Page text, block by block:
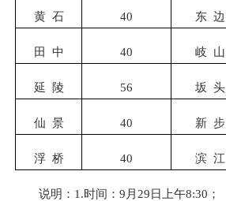
黄 石 40 东 边
田 中 40 岐 山
延 陵 56 坂 头
仙 景 40 新 步
浮 桥 40 滨 江
说明：1.时间：9月29日上午8:30；